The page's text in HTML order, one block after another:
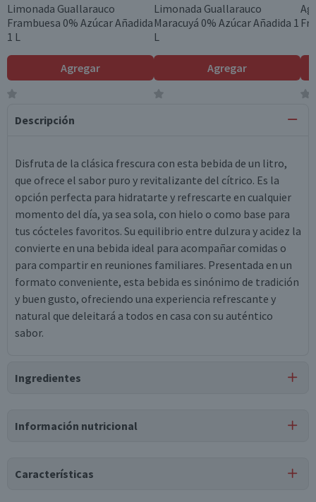
Limonada Guallarauco
Frambuesa 0% Azúcar Añadida
1 L
Agregar
Limonada Guallarauco
Maracuyá 0% Azúcar Añadida 1
L
Agregar
Descripción
Disfruta de la clásica frescura con esta bebida de un litro,
que ofrece el sabor puro y revitalizante del cítrico. Es la
opción perfecta para hidratarte y refrescarte en cualquier
momento del día, ya sea sola, con hielo o como base para
tus cócteles favoritos. Su equilibrio entre dulzura y acidez la
convierte en una bebida ideal para acompañar comidas o
para compartir en reuniones familiares. Presentada en un
formato conveniente, esta bebida es sinónimo de tradición
y buen gusto, ofreciendo una experiencia refrescante y
natural que deleitará a todos en casa con su auténtico
sabor.
Ingredientes
saborizante natural, sorbato de potasio, estevia, benzoato
Información nutricional
Tabla nutricional
Características